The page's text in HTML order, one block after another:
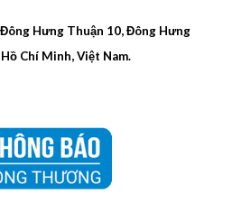
Hưng Thuận 10, Đông Hưng
Chí Minh, Việt Nam.